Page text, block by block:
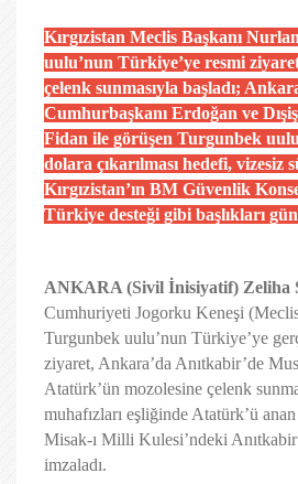
Kırgızistan Meclis Başkanı
uulu’nun Türkiye’ye resmi
çelenk sunmasıyla başladı;
Cumhurbaşkanı Erdoğan ve
Fidan ile görüşen Turgunbek
dolara çıkarılması hedefi, vizesiz
Kırgızistan’ın BM Güvenlik
Türkiye desteği gibi başlıkları
ANKARA (Sivil İnisiyatif) Zeliha
Cumhuriyeti Jogorku Keneşi
Turgunbek uulu’nun Türkiye’ye
ziyaret, Ankara’da Anıtkabir’de
Atatürk’ün mozolesine çelenk
muhafızları eşliğinde Atatürk’ü
Misak-ı Milli Kulesi’ndeki
imzaladı.